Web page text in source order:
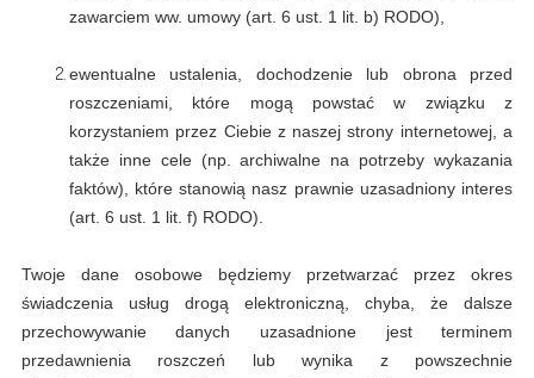
zawarciem ww. umowy (art. 6 ust. 1 lit. b) RODO),
ewentualne ustalenia, dochodzenie lub obrona przed
roszczeniami, które mogą powstać w związku z
korzystaniem przez Ciebie z naszej strony internetowej, a
także inne cele (np. archiwalne na potrzeby wykazania
faktów), które stanowią nasz prawnie uzasadniony interes
(art. 6 ust. 1 lit. f) RODO).
Twoje dane osobowe będziemy przetwarzać przez okres
świadczenia usług drogą elektroniczną, chyba, że dalsze
przechowywanie danych uzasadnione jest terminem
przedawnienia roszczeń lub wynika z powszechnie